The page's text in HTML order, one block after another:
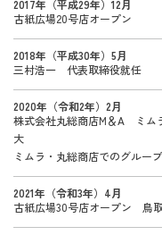
2017年（平成29年）12月
古紙広場20号店オープン
2018年（平成30年）5月
三村浩一 代表取締役就任
2020年（令和2年）2月
株式会社丸総商店M＆A ミム
大
ミムラ・丸総商店でのグルー
2021年（令和3年）4月
古紙広場30号店オープン 鳥